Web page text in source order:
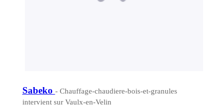
Sabeko - Chauffage-chaudiere-bois-et-granules
intervient sur Vaulx-en-Velin